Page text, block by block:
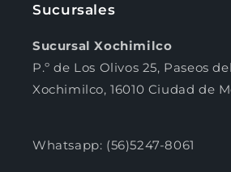
Sucursales
Sucursal Xochimilco
P.º de Los Olivos 25, Paseos
Xochimilco, 16010 Ciudad de
Whatsapp: (56)5247-8061